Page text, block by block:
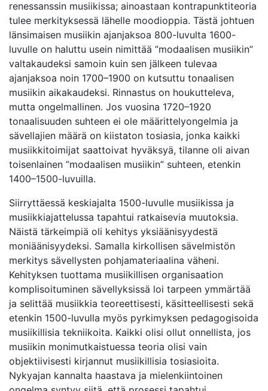
renessanssin musiikissa; ainoastaan kontrapunktiteoria
tulee merkityksessä lähelle moodioppia. Tästä johtuen
länsimaisen musiikin ajanjaksoa 800-luvulta 1600-
luvulle on haluttu usein nimittää ”modaalisen musiikin”
valtakaudeksi samoin kuin sen jälkeen tulevaa
ajanjaksoa noin 1700–1900 on kutsuttu tonaalisen
musiikin aikakaudeksi. Rinnastus on houkutteleva,
mutta ongelmallinen. Jos vuosina 1720–1920
tonaalisuuden suhteen ei ole määrittelyongelmia ja
sävellajien määrä on kiistaton tosiasia, jonka kaikki
musiikkitoimijat saattoivat hyväksyä, tilanne oli aivan
toisenlainen ”modaalisen musiikin” suhteen, etenkin
1400–1500-luvuilla.
Siirryttäessä keskiajalta 1500-luvulle musiikissa ja
musiikkiajattelussa tapahtui ratkaisevia muutoksia.
Näistä tärkeimpiä oli kehitys yksiäänisyydestä
moniäänisyydeksi. Samalla kirkollisen sävelmistön
merkitys sävellysten pohjamateriaalina väheni.
Kehityksen tuottama musiikillisen organisaation
komplisoituminen sävellyksissä loi tarpeen ymmärtää
ja selittää musiikkia teoreettisesti, käsitteellisesti sekä
etenkin 1500-luvulla myös pyrkimyksen pedagogisoida
musiikillisia tekniikoita. Kaikki olisi ollut onnellista, jos
musiikin monimutkaistuessa teoria olisi vain
objektiivisesti kirjannut musiikillisia tosiasioita.
Nykyajan kannalta haastava ja mielenkiintoinen